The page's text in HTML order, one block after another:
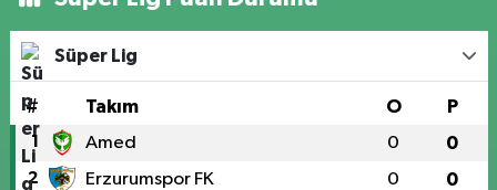
Süper Lig
# Takım O P
1 Amed 0 0
2 Erzurumspor FK 0 0